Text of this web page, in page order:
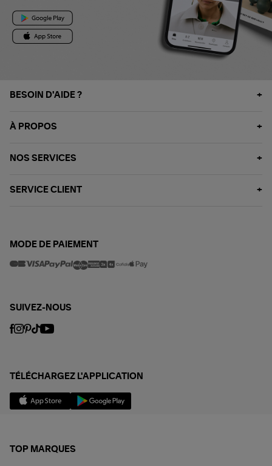
BESOIN D'AIDE ?
À PROPOS
NOS SERVICES
SERVICE CLIENT
MODE DE PAIEMENT
SUIVEZ-NOUS
TÉLÉCHARGEZ L'APPLICATION
TOP MARQUES